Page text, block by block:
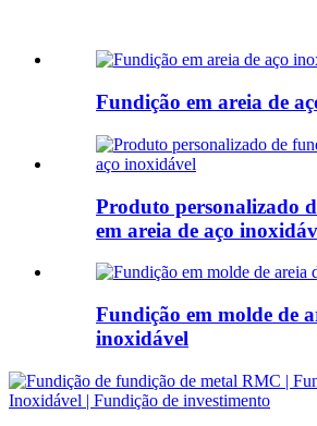
Fundição em areia de
Produto personalizado
em areia de aço
Fundição em molde de
inoxidável